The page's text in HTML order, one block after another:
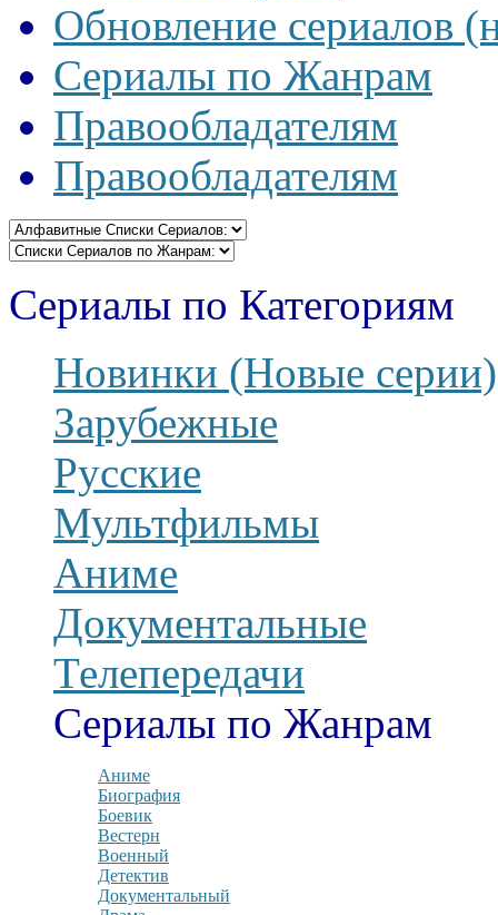
Обновление сериалов
Сериалы по Жанрам
Правообладателям
Правообладателям
Сериалы по Категориям
Новинки (Новые серии)
Зарубежные
Русские
Мультфильмы
Аниме
Документальные
Телепередачи
Сериалы по Жанрам
Аниме
Биография
Боевик
Вестерн
Военный
Детектив
Документальный